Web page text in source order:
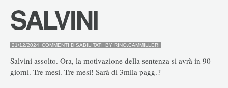
SALVINI
21/12/2024 COMMENTI DISABILITATI SU
BY RINO.CAMMILLERI
Salvini assolto. Ora, la motivazione della sentenza si avrà in 90
giorni. Tre mesi. Tre mesi! Sarà di 3mila pagg.?